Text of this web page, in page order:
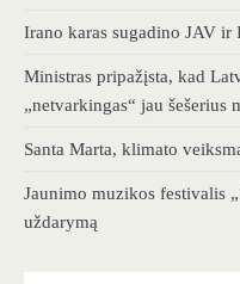
Irano karas sugadino JAV
Ministras pripažįsta, kad
„netvarkingas“ jau šešerius
Santa Marta, klimato
Jaunimo muzikos festivalis
uždarymą